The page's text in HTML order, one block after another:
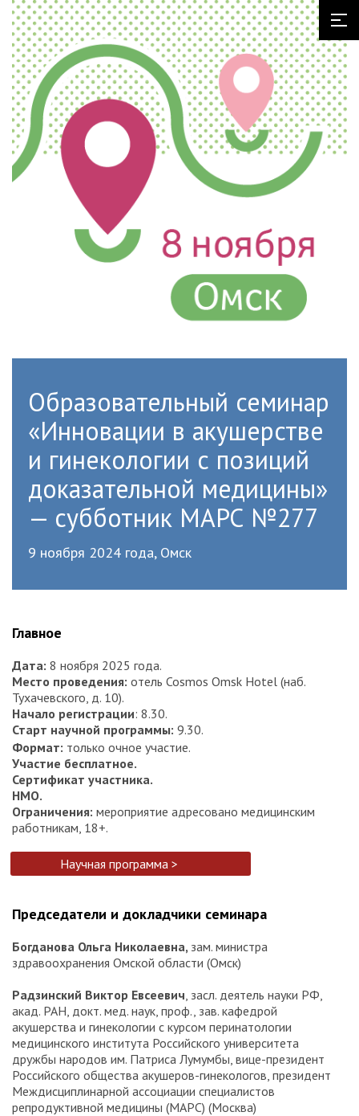
Образовательный семинар
«Инновации в акушерстве
и гинекологии с позиций
доказательной медицины»
— субботник МАРС №277
9 ноября 2024 года, Омск
Главное
Дата: 8 ноября 2025 года.
Место проведения: отель Cosmos Omsk Hotel (наб.
Тухачевского, д. 10).
Начало регистрации: 8.30.
Старт научной программы: 9.30.
Формат: только очное участие.
Участие бесплатное.
Сертификат участника.
НМО.
Ограничения: мероприятие адресовано медицинским
работникам, 18+.
Научная программа >
Председатели и докладчики семинара
Богданова Ольга Николаевна, зам. министра
здравоохранения Омской области (Омск)
Радзинский Виктор Евсеевич , засл. деятель науки РФ,
акад. РАН, докт. мед. наук, проф., зав. кафедрой
акушерства и гинекологии с курсом перинатологии
медицинского института Российского университета
дружбы народов им. Патриса Лумумбы, вице-президент
Российского общества акушеров-гинекологов, президент
Междисциплинарной ассоциации специалистов
репродуктивной медицины (МАРС) (Москва)